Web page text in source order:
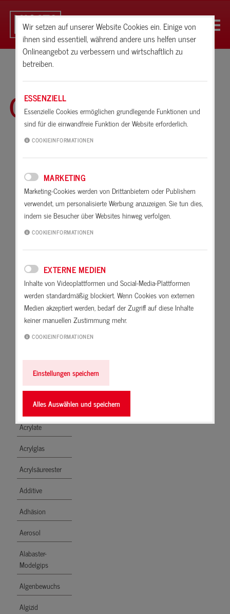
Wir setzen auf unserer Website Cookies ein. Einige von
ihnen sind essentiell, während andere uns helfen unser
Onlineangebot zu verbessern und wirtschaftlich zu
betreiben.
ESSENZIELL
Essenzielle Cookies ermöglichen grundlegende Funktionen und
sind für die einwandfreie Funktion der Website erforderlich.
COOKIEINFORMATIONEN
MARKETING
Marketing-Cookies werden von Drittanbietern oder Publishern
verwendet, um personalisierte Werbung anzuzeigen. Sie tun dies,
indem sie Besucher über Websites hinweg verfolgen.
COOKIEINFORMATIONEN
EXTERNE MEDIEN
Inhalte von Videoplattformen und Social-Media-Plattformen
werden standardmäßig blockiert. Wenn Cookies von externen
Medien akzeptiert werden, bedarf der Zugriff auf diese Inhalte
keiner manuellen Zustimmung mehr.
COOKIEINFORMATIONEN
Einstellungen speichern
Alles Auswählen und speichern
Glossar
A B C D
W
X Z
Abbinden
Abdichten
Abriebfest
absäuern
Absetzen
Absorbieren
Acetat
Acetatvernetzer
Acrylat-Copolymer
Acrylate
Acrylglas
Acrylsäureester
Additive
Adhäsion
Aerosol
Alabaster-
Modelgips
Algenbewuchs
Algizid
Anorganische Stoffe